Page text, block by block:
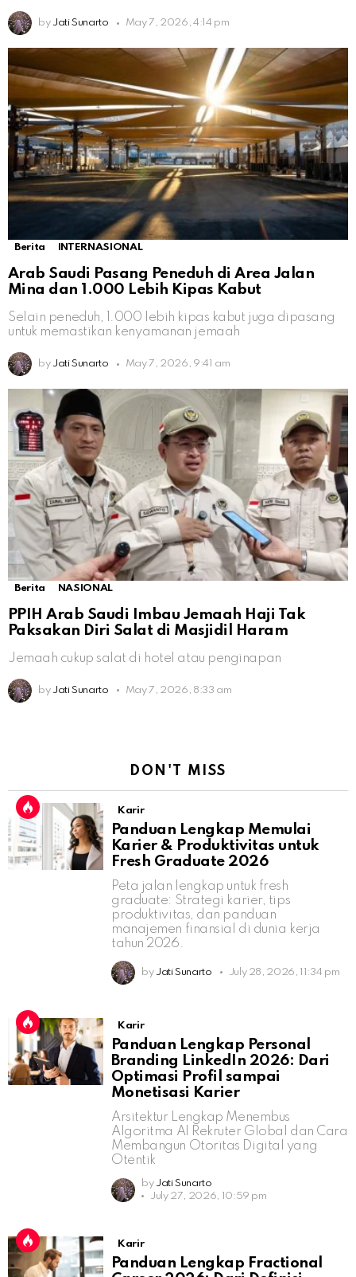
by Jati Sunarto May 7, 2026, 4:14 pm
Berita INTERNASIONAL
Arab Saudi Pasang Peneduh di Area Jalan
Mina dan 1.000 Lebih Kipas Kabut
Selain peneduh, 1.000 lebih kipas kabut juga dipasang
untuk memastikan kenyamanan jemaah
by Jati Sunarto May 7, 2026, 9:41 am
Berita NASIONAL
PPIH Arab Saudi Imbau Jemaah Haji Tak
Paksakan Diri Salat di Masjidil Haram
Jemaah cukup salat di hotel atau penginapan
by Jati Sunarto May 7, 2026, 8:33 am
DON'T MISS
Karir
Panduan Lengkap Memulai
Karier & Produktivitas untuk
Fresh Graduate 2026
Peta jalan lengkap untuk fresh
graduate: Strategi karier, tips
produktivitas, dan panduan
manajemen finansial di dunia kerja
tahun 2026.
by Jati Sunarto July 28, 2026, 11:34 pm
Karir
Panduan Lengkap Personal
Branding LinkedIn 2026: Dari
Optimasi Profil sampai
Monetisasi Karier
Arsitektur Lengkap Menembus
Algoritma AI Rekruter Global dan Cara
Membangun Otoritas Digital yang
Otentik
by Jati Sunarto
July 27, 2026, 10:59 pm
Karir
Panduan Lengkap Fractional